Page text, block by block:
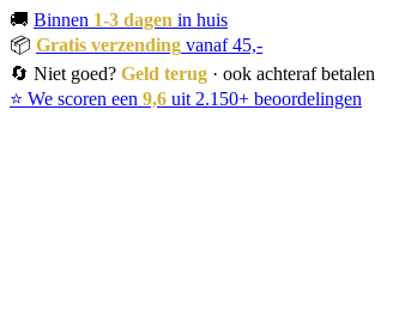
🚚 Binnen 1-3 dagen in huis
📦 Gratis verzending vanaf 45,-
🔄 Niet goed? Geld terug · ook achteraf betalen
⭐ We scoren een 9,6 uit 2.150+ beoordelingen